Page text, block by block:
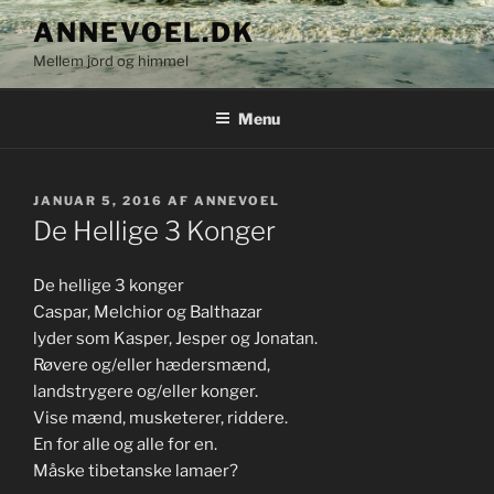
Videre
til
indhold
ANNEVOEL.DK
Mellem jord og himmel
Menu
UDGIVET
DEN
JANUAR 5, 2016 AF ANNEVOEL
De Hellige 3 Konger
De hellige 3 konger
Caspar, Melchior og Balthazar
lyder som Kasper, Jesper og Jonatan.
Røvere og/eller hædersmænd,
landstrygere og/eller konger.
Vise mænd, musketerer, riddere.
En for alle og alle for en.
Måske tibetanske lamaer?